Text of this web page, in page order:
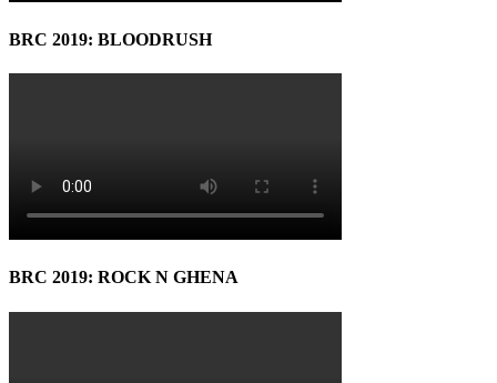
BRC 2019: BLOODRUSH
BRC 2019: ROCK N GHENA